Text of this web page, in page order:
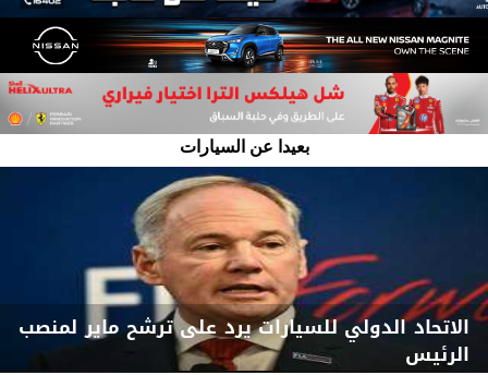
بعيدا عن السيارات
الاتحاد الدولي للسيارات يرد على ترشح ماير لمنصب
الرئيس